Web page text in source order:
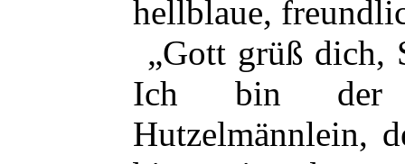
hellblaue,
„Gott grüß dich,
Ich bin der
Hutzelmännlein,